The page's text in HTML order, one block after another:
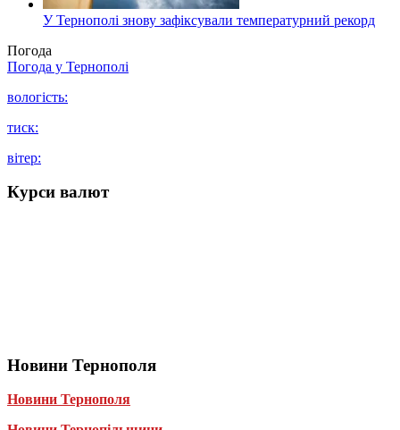
У Тернополі знову зафіксували температурний рекорд
Погода
Погода у Тернополі
вологість:
тиск:
вітер:
Курси валют
Новини Тернополя
Новини Тернополя